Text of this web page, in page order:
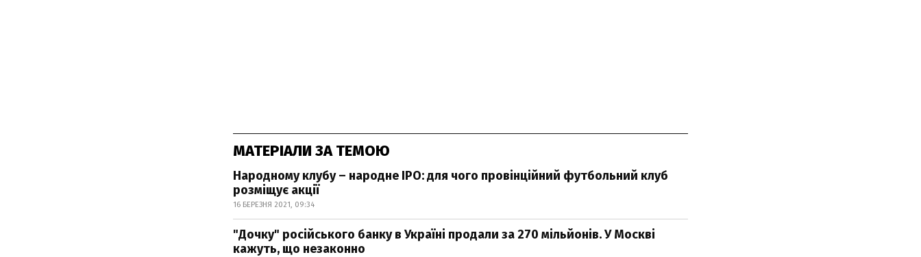
МАТЕРІАЛИ ЗА ТЕМОЮ
Народному клубу – народне IPO: для чого провінційний футбольний клуб
розміщує акції
16 БЕРЕЗНЯ 2021, 09:34
"Дочку" російського банку в Україні продали за 270 мільйонів. У Москві
кажуть, що незаконно